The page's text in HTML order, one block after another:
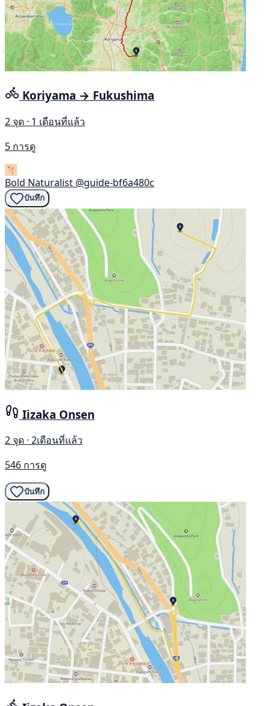
Koriyama → Fukushima
2 จุด · 1 เดือนที่แล้ว
5 การดู
Bold Naturalist @guide-bf6a480c
บันทึก
Iizaka Onsen
2 จุด · 2เดือนที่แล้ว
546 การดู
บันทึก